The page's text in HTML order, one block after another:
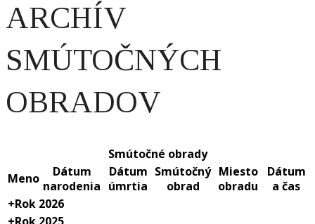
ARCHÍV
SMÚTOČNÝCH
OBRADOV
Smútočné obrady
Meno
Dátum
narodenia
Dátum
úmrtia
Smútočný
obrad
Miesto
obradu
Dátum
a čas
+Rok 2026